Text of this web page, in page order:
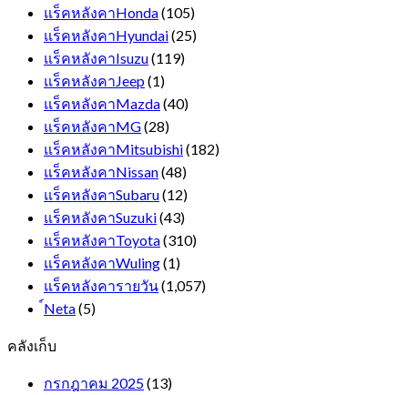
แร็คหลังคาHonda(105)
แร็คหลังคาHyundai(25)
แร็คหลังคาIsuzu(119)
แร็คหลังคาJeep(1)
แร็คหลังคาMazda(40)
แร็คหลังคาMG(28)
แร็คหลังคาMitsubishi(182)
แร็คหลังคาNissan(48)
แร็คหลังคาSubaru(12)
แร็คหลังคาSuzuki(43)
แร็คหลังคาToyota(310)
แร็คหลังคาWuling(1)
แร็คหลังคารายวัน(1,057)
์Neta(5)
คลังเก็บ
กรกฎาคม 2025(13)